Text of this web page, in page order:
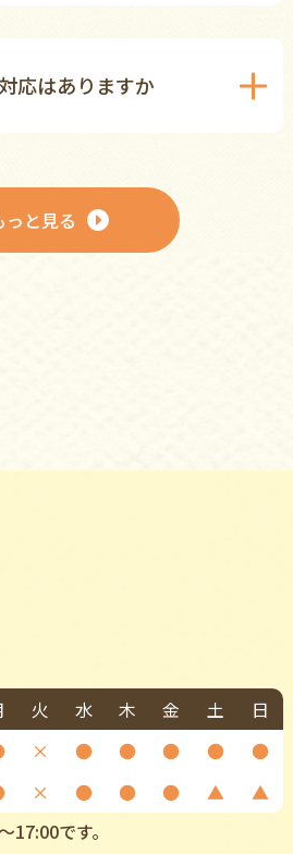
応はありますか
っと見る
火 水 木 金 土
日
× ● ● ● ●
●
× ● ● ● ▲
▲
17:00です。